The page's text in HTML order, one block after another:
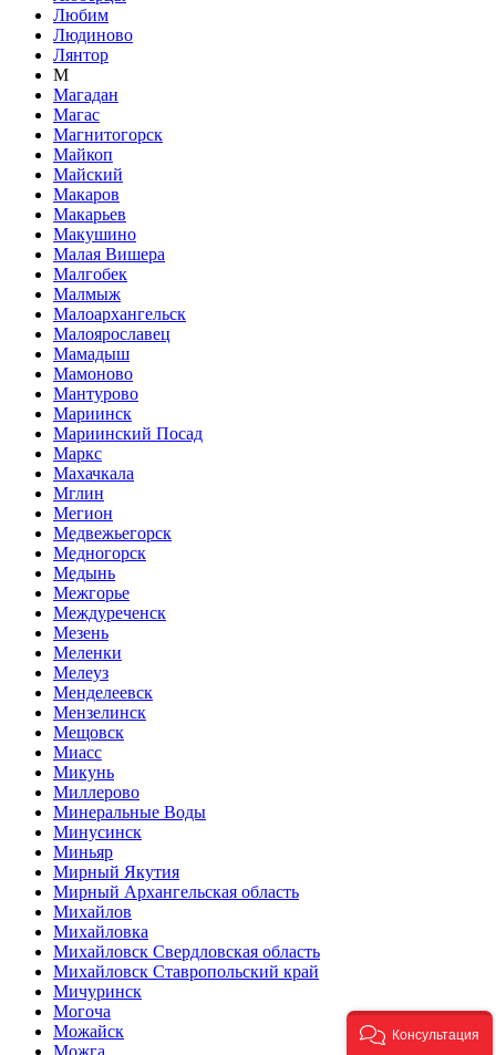
Любим
Людиново
Лянтор
М
Магадан
Магас
Магнитогорск
Майкоп
Майский
Макаров
Макарьев
Макушино
Малая Вишера
Малгобек
Малмыж
Малоархангельск
Малоярославец
Мамадыш
Мамоново
Мантурово
Мариинск
Мариинский Посад
Маркс
Махачкала
Мглин
Мегион
Медвежьегорск
Медногорск
Медынь
Межгорье
Междуреченск
Мезень
Меленки
Мелеуз
Менделеевск
Мензелинск
Мещовск
Миасс
Микунь
Миллерово
Минеральные Воды
Минусинск
Миньяр
Мирный Якутия
Мирный Архангельская область
Михайлов
Михайловка
Михайловск Свердловская область
Михайловск Ставропольский край
Мичуринск
Могоча
Можайск
Можга
Консультация